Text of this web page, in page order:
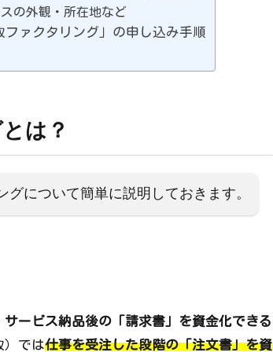
の外観・所在地など
ファクタリング」の申し込み手順
は？
グについて簡単に説明しておきます。
サービス納品後の「請求書」を資金化できる
）では仕事を受注した段階の「注文書」を資